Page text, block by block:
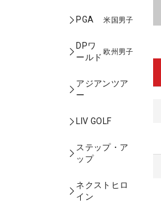
PGA 米国男子
DPワ
ールド
欧州男子
アジアンツア
ー
LIV GOLF
ステップ・ア
ップ
ネクストヒロ
イン